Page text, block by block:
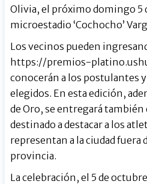
Olivia, el próximo domingo 5
microestadio ‘Cochocho’
Los vecinos pueden
https://premios-
conocerán a los postulantes
elegidos. En esta edición,
de Oro, se entregará
destinado a destacar a los
representan a la ciudad fuera
provincia.
La celebración, el 5 de